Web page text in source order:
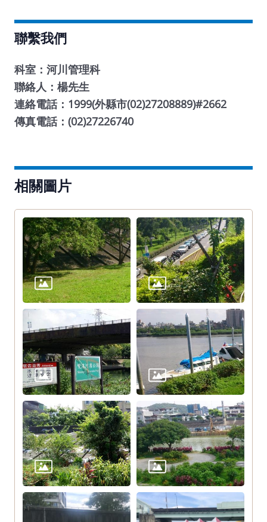
聯繫我們
科室：河川管理科
聯絡人：楊先生
連絡電話：1999(外縣市(02)27208889)#2662
傳真電話：(02)27226740
相關圖片